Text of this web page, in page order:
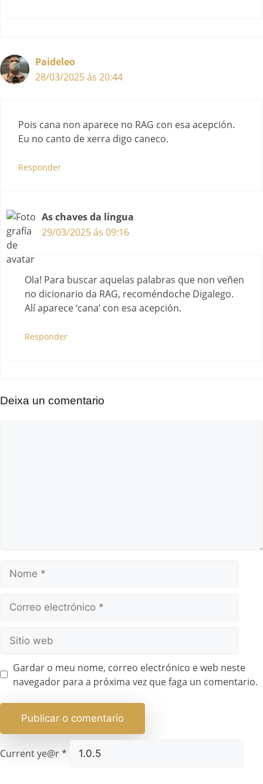
Paideleo
28/03/2025 ás 20:44
Pois cana non aparece no RAG con esa acepción.
Eu no canto de xerra digo caneco.
Responder
As chaves da lingua
29/03/2025 ás 09:16
Ola! Para buscar aquelas palabras que non veñen
no dicionario da RAG, recoméndoche Digalego.
Alí aparece ‘cana’ con esa acepción.
Responder
Deixa un comentario
Gardar o meu nome, correo electrónico e web neste
navegador para a próxima vez que faga un comentario.
Current ye@r*